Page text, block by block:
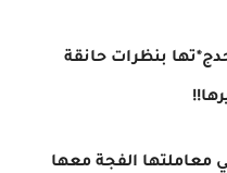
بنظرات حانقة
معاملتها الفجة معها